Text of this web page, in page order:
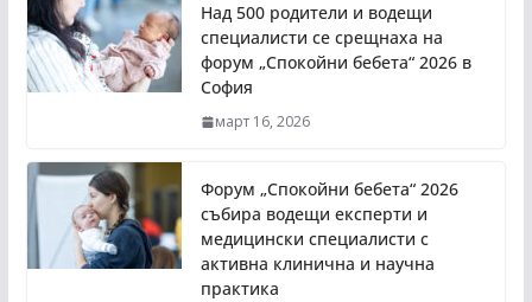
Над 500 родители и водещи
специалисти се срещнаха на
форум „Спокойни бебета“ 2026 в
София
март 16, 2026
Форум „Спокойни бебета“ 2026
събира водещи експерти и
медицински специалисти с
активна клинична и научна
практика